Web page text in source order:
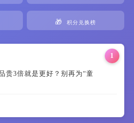
🎁 积分兑换榜
1
贵3倍就是更好？别再为“童